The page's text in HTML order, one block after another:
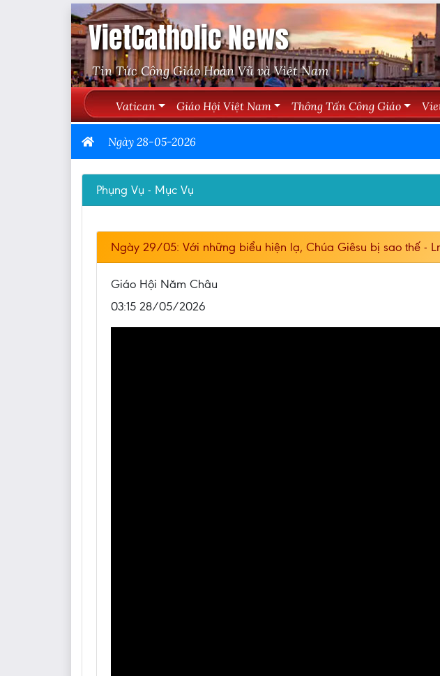
VietCatholic News
Tin Tức Công Giáo Hoàn Vũ và Việt Nam
Vatican Giáo Hội Việt Nam Thông Tấn Công Giáo
Ngày 28-05-2026
Phụng Vụ - Mục Vụ
Ngày 29/05: Với những biểu hiện lạ, Chúa Giêsu bị sao thế -
Giáo Hội Năm Châu
03:15 28/05/2026